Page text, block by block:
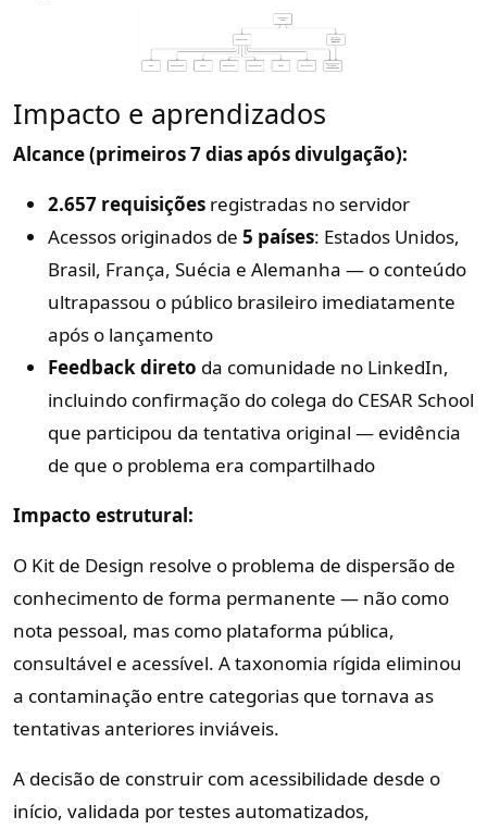
Impacto e aprendizados
Alcance (primeiros 7 dias após divulgação):
2.657 requisições registradas no servidor
Acessos originados de 5 países: Estados Unidos,
Brasil, França, Suécia e Alemanha — o conteúdo
ultrapassou o público brasileiro imediatamente
após o lançamento
Feedback direto da comunidade no LinkedIn,
incluindo confirmação do colega do CESAR School
que participou da tentativa original — evidência
de que o problema era compartilhado
Impacto estrutural:
O Kit de Design resolve o problema de dispersão de
conhecimento de forma permanente — não como
nota pessoal, mas como plataforma pública,
consultável e acessível. A taxonomia rígida eliminou
a contaminação entre categorias que tornava as
tentativas anteriores inviáveis.
A decisão de construir com acessibilidade desde o
início, validada por testes automatizados,